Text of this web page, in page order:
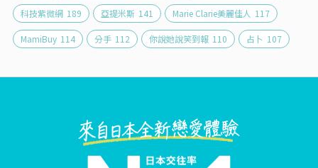
科技紫微網 189 亞提米斯 141 Marie Clarie美麗佳人 117
MamiBuy 114 分手 112 你說她說笑到報 110 占卜 107